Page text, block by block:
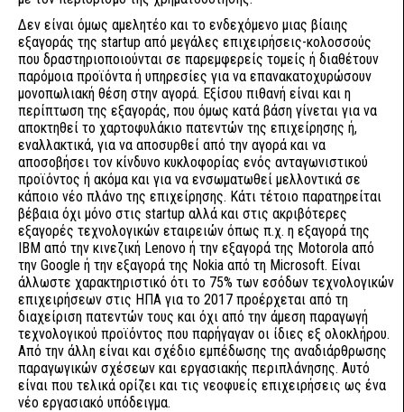
Δεν είναι όμως αμελητέο και το ενδεχόμενο μιας βίαιης
εξαγοράς της startup από μεγάλες επιχειρήσεις-κολοσσούς
που δραστηριοποιούνται σε παρεμφερείς τομείς ή διαθέτουν
παρόμοια προϊόντα ή υπηρεσίες για να επανακατοχυρώσουν
μονοπωλιακή θέση στην αγορά. Εξίσου πιθανή είναι και η
περίπτωση της εξαγοράς, που όμως κατά βάση γίνεται για να
αποκτηθεί το χαρτοφυλάκιο πατεντών της επιχείρησης ή,
εναλλακτικά, για να αποσυρθεί από την αγορά και να
αποσοβήσει τον κίνδυνο κυκλοφορίας ενός ανταγωνιστικού
προϊόντος ή ακόμα και για να ενσωματωθεί μελλοντικά σε
κάποιο νέο πλάνο της επιχείρησης. Κάτι τέτοιο παρατηρείται
βέβαια όχι μόνο στις startup αλλά και στις ακριβότερες
εξαγορές τεχνολογικών εταιρειών όπως π.χ. η εξαγορά της
ΙΒΜ από την κινεζική Lenovo ή την εξαγορά της Motorola από
την Google ή την εξαγορά της Nokia από τη Microsoft. Είναι
άλλωστε χαρακτηριστικό ότι το 75% των εσόδων τεχνολογικών
επιχειρήσεων στις ΗΠΑ για το 2017 προέρχεται από τη
διαχείριση πατεντών τους και όχι από την άμεση παραγωγή
τεχνολογικού προϊόντος που παρήγαγαν οι ίδιες εξ ολοκλήρου.
Από την άλλη είναι και σχέδιο εμπέδωσης της αναδιάρθρωσης
παραγωγικών σχέσεων και εργασιακής περιπλάνησης. Αυτό
είναι που τελικά ορίζει και τις νεοφυείς επιχειρήσεις ως ένα
νέο εργασιακό υπόδειγμα.